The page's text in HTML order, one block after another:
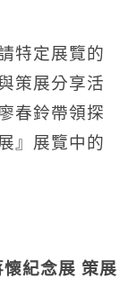
特定展覽的
策展分享活
春鈴帶領探
』展覽中的
紀念展 策展